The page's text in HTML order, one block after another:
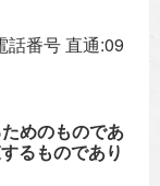
話番号 直通:09
めのものであ
るものであり